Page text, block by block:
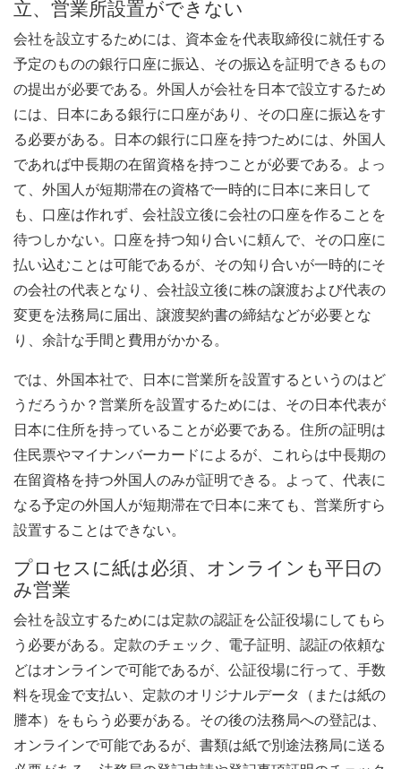
立、営業所設置ができない
会社を設立するためには、資本金を代表取締役に就任する
予定のものの銀行口座に振込、その振込を証明できるもの
の提出が必要である。外国人が会社を日本で設立するため
には、日本にある銀行に口座があり、その口座に振込をす
る必要がある。日本の銀行に口座を持つためには、外国人
であれば中長期の在留資格を持つことが必要である。よっ
て、外国人が短期滞在の資格で一時的に日本に来日して
も、口座は作れず、会社設立後に会社の口座を作ることを
待つしかない。口座を持つ知り合いに頼んで、その口座に
払い込むことは可能であるが、その知り合いが一時的にそ
の会社の代表となり、会社設立後に株の譲渡および代表の
変更を法務局に届出、譲渡契約書の締結などが必要とな
り、余計な手間と費用がかかる。
では、外国本社で、日本に営業所を設置するというのはど
うだろうか？営業所を設置するためには、その日本代表が
日本に住所を持っていることが必要である。住所の証明は
住民票やマイナンバーカードによるが、これらは中長期の
在留資格を持つ外国人のみが証明できる。よって、代表に
なる予定の外国人が短期滞在で日本に来ても、営業所すら
設置することはできない。
プロセスに紙は必須、オンラインも平日の
み営業
会社を設立するためには定款の認証を公証役場にしてもら
う必要がある。定款のチェック、電子証明、認証の依頼な
どはオンラインで可能であるが、公証役場に行って、手数
料を現金で支払い、定款のオリジナルデータ（または紙の
謄本）をもらう必要がある。その後の法務局への登記は、
オンラインで可能であるが、書類は紙で別途法務局に送る